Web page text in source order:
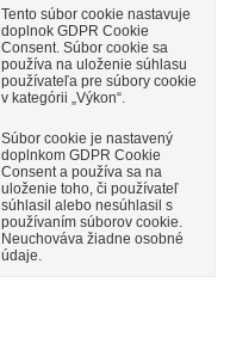
Tento súbor cookie nastavuje
doplnok GDPR Cookie
Consent. Súbor cookie sa
používa na uloženie súhlasu
používateľa pre súbory cookie
v kategórii „Výkon“.
Súbor cookie je nastavený
doplnkom GDPR Cookie
Consent a používa sa na
uloženie toho, či používateľ
súhlasil alebo nesúhlasil s
používaním súborov cookie.
Neuchováva žiadne osobné
údaje.